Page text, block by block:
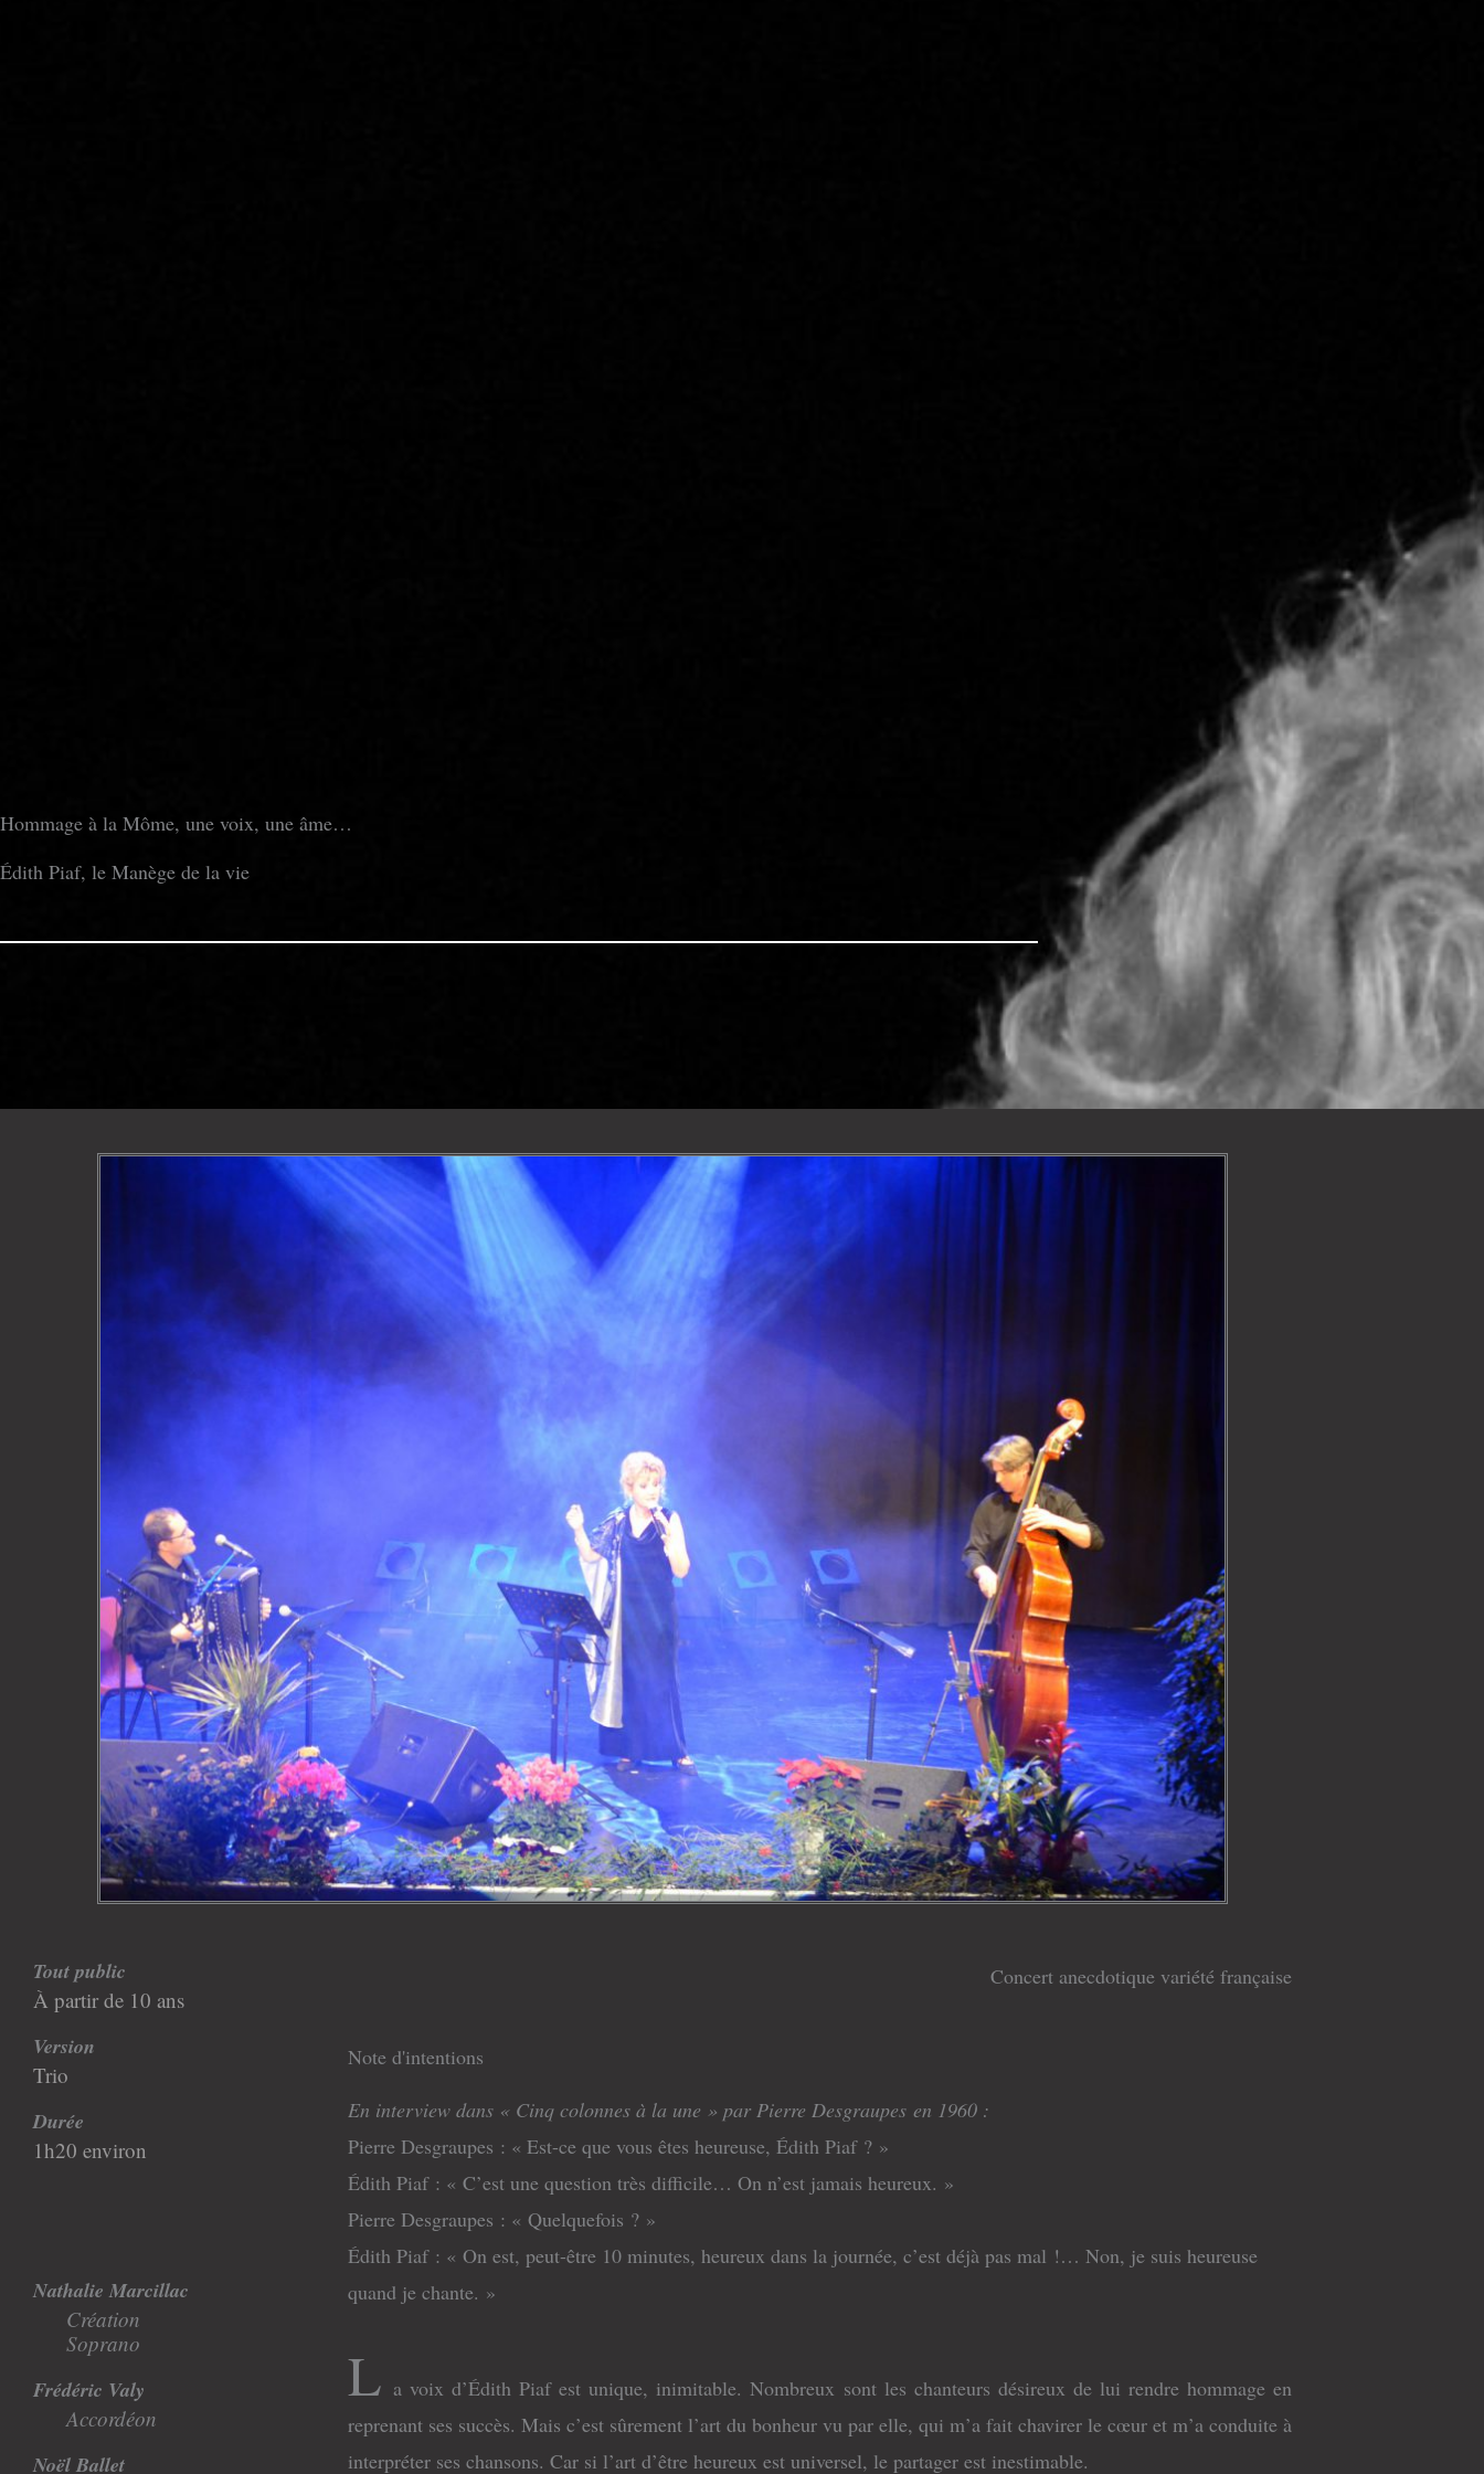
Hommage à la Môme, une voix, une âme…
Édith Piaf, le Manège de la vie
Tout public
À partir de 10 ans
Version
Trio
Durée
1h20 environ
Nathalie Marcillac
Création
Soprano
Frédéric Valy
Accordéon
Noël Ballet
Concert anecdotique variété française
Note d'intentions
En interview dans « Cinq colonnes à la une » par Pierre Desgraupes en 1960 :
Pierre Desgraupes : « Est-ce que vous êtes heureuse, Édith Piaf ? »
Édith Piaf : « C’est une question très difficile… On n’est jamais heureux. »
Pierre Desgraupes : « Quelquefois ? »
Édith Piaf : « On est, peut-être 10 minutes, heureux dans la journée, c’est déjà pas mal !… Non, je suis heureuse
quand je chante. »
L a voix d’Édith Piaf est unique, inimitable. Nombreux sont les chanteurs désireux de lui rendre hommage en
reprenant ses succès. Mais c’est sûrement l’art du bonheur vu par elle, qui m’a fait chavirer le cœur et m’a conduite à
interpréter ses chansons. Car si l’art d’être heureux est universel, le partager est inestimable.